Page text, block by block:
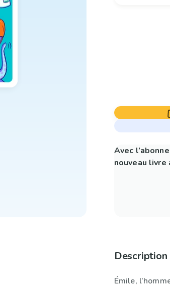
Avec
nouveau
Description
Émile,